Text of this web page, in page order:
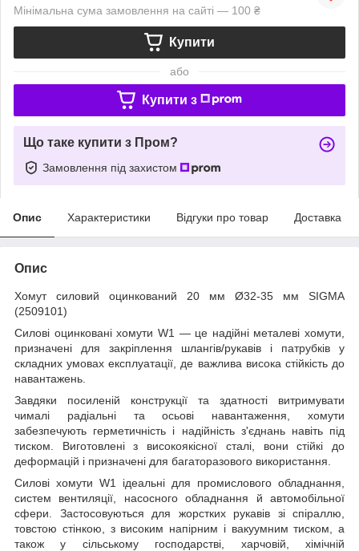
Мінімальна сума замовлення на сайті — 100 ₴
Купити
або
Купити з
Що таке купити з Пром?
Замовлення під захистом
Опис Характеристики Відгуки про товар Доставка
Опис
Хомут силовий оцинкований 20 мм Ø32-35 мм SIGMA
(2509101)
Силові оцинковані хомути W1 — це надійні металеві хомути,
призначені для закріплення шлангів/рукавів і патрубків у
складних умовах експлуатації, де важлива висока стійкість до
навантажень.
Завдяки посиленій конструкції та здатності витримувати
чималі радіальні та осьові навантаження, хомути
забезпечують герметичність і надійність з'єднань навіть під
тиском. Виготовлені з високоякісної сталі, вони стійкі до
деформацій і призначені для багаторазового використання.
Силові хомути W1 ідеальні для промислового обладнання,
систем вентиляції, насосного обладнання й автомобільної
сфери. Застосовуються для жорстких рукавів зі спіраллю,
товстою стінкою, з високим напірним і вакуумним тиском, а
також у сільському господарстві, харчовій, хімічній